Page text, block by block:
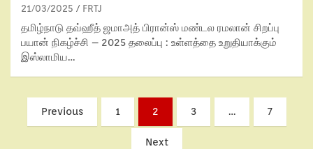
21/03/2025 FRTJ
தமிழ்நாடு தவ்ஹீத் ஜமாஅத் பிரான்ஸ் மண்டல ரமலான் சிறப்பு
பயான் நிகழ்ச்சி – 2025 தலைப்பு : உள்ளத்தை உறுதியாக்கும்
இஸ்லாமிய…
Previous 1 2 3 … 7
Next